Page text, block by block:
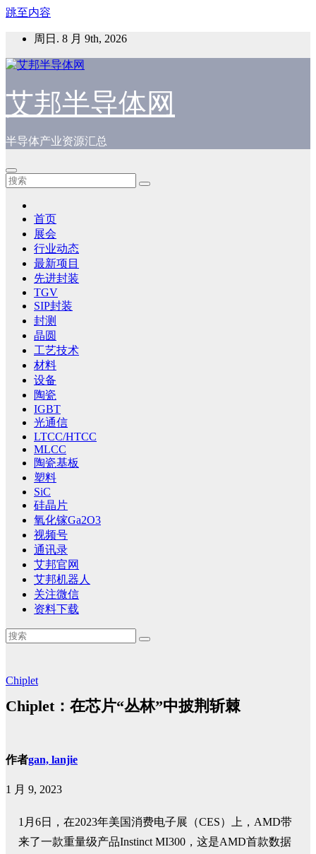
跳至内容
周日. 8 月 9th, 2026
艾邦半导体网
半导体产业资源汇总
首页
展会
行业动态
最新项目
先进封装
TGV
SIP封装
封测
晶圆
工艺技术
材料
设备
陶瓷
IGBT
光通信
LTCC/HTCC
MLCC
陶瓷基板
塑料
SiC
硅晶片
氧化镓Ga2O3
视频号
通讯录
艾邦官网
艾邦机器人
关注微信
资料下载
Chiplet
Chiplet：在芯片“丛林”中披荆斩棘
作者gan, lanjie
1 月 9, 2023
1月6日，在2023年美国消费电子展（CES）上，AMD带
来了一款重量级产品Instinct MI300，这是AMD首款数据